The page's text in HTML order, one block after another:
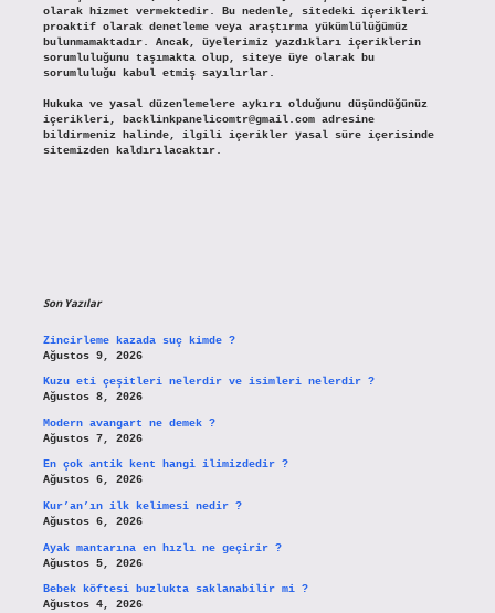
olarak hizmet vermektedir. Bu nedenle, sitedeki içerikleri
proaktif olarak denetleme veya araştırma yükümlülüğümüz
bulunmamaktadır. Ancak, üyelerimiz yazdıkları içeriklerin
sorumluluğunu taşımakta olup, siteye üye olarak bu
sorumluluğu kabul etmiş sayılırlar.
Hukuka ve yasal düzenlemelere aykırı olduğunu düşündüğünüz
içerikleri,
backlinkpanelicomtr@gmail.comadresine
bildirmeniz halinde, ilgili içerikler yasal süre içerisinde
sitemizden kaldırılacaktır.
Son Yazılar
Zincirleme kazada suç kimde ?
Ağustos 9, 2026
Kuzu eti çeşitleri nelerdir ve isimleri nelerdir ?
Ağustos 8, 2026
Modern avangart ne demek ?
Ağustos 7, 2026
En çok antik kent hangi ilimizdedir ?
Ağustos 6, 2026
Kur’an’ın ilk kelimesi nedir ?
Ağustos 6, 2026
Ayak mantarına en hızlı ne geçirir ?
Ağustos 5, 2026
Bebek köftesi buzlukta saklanabilir mi ?
Ağustos 4, 2026